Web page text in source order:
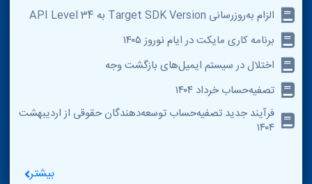
الزام به‌روزرسانی Target SDK Version به API Level 34
برنامه کاری مایکت در ایام نوروز ۱۴۰۵
اختلال در سیستم ایمیل‌های بازگشت وجه
تصفیه‌حساب خرداد ۱۴۰۴
فرآیند جدید تصفیه‌حساب توسعه‌دهندگان حقوقی از اردیبهشت
۱۴۰۴
بیشتر